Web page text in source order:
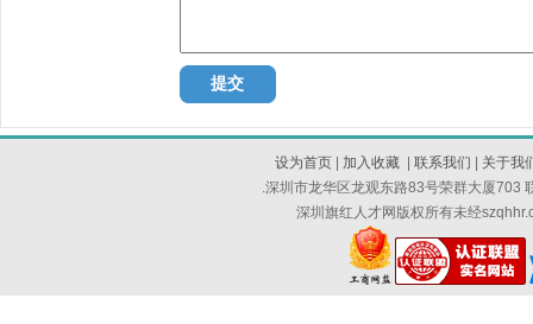
设为首页 加入收藏 |联系我们
关于我
.深圳市龙华区龙观东路83号荣群大厦703
深圳旗红人才网版权所有未经